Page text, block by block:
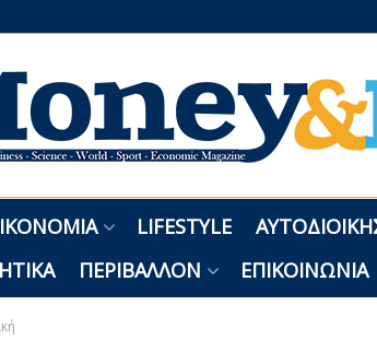
LIFESTYLE
ΠΕΡΙΒΆΛΛΟΝ ΕΠΙΚΟΙΝΩΝΊΑ